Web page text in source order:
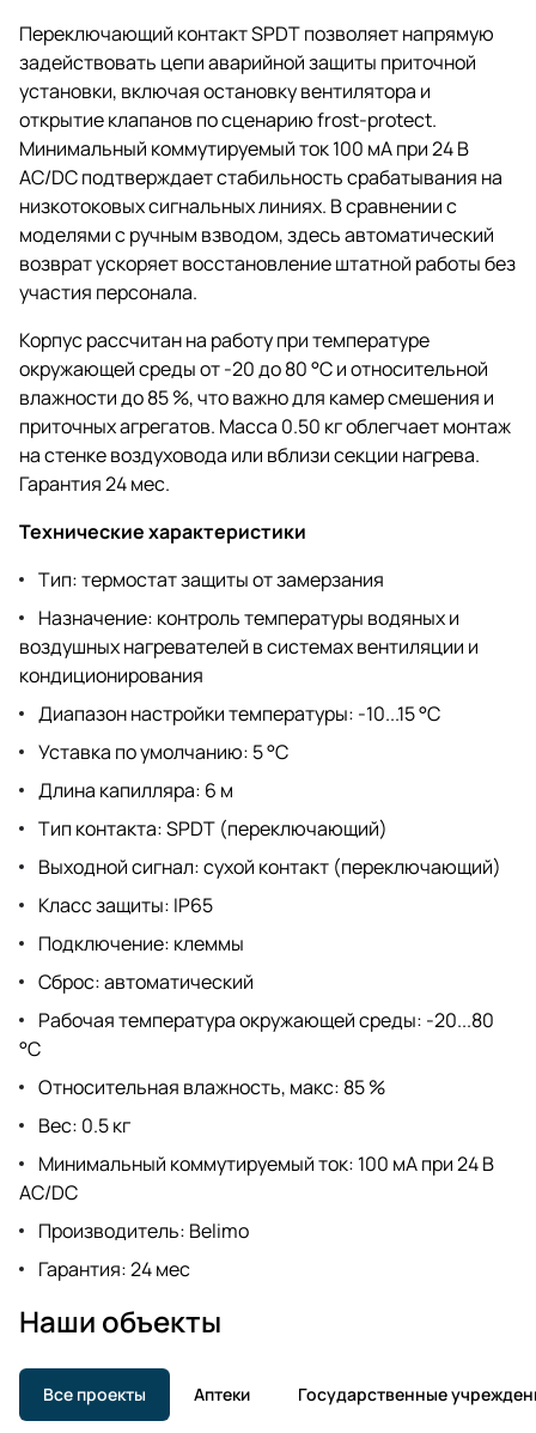
Переключающий контакт SPDT позволяет напрямую
задействовать цепи аварийной защиты приточной
установки, включая остановку вентилятора и
открытие клапанов по сценарию frost-protect.
Минимальный коммутируемый ток 100 мА при 24 В
AC/DC подтверждает стабильность срабатывания на
низкотоковых сигнальных линиях. В сравнении с
моделями с ручным взводом, здесь автоматический
возврат ускоряет восстановление штатной работы без
участия персонала.
Корпус рассчитан на работу при температуре
окружающей среды от -20 до 80 °C и относительной
влажности до 85 %, что важно для камер смешения и
приточных агрегатов. Масса 0.50 кг облегчает монтаж
на стенке воздуховода или вблизи секции нагрева.
Гарантия 24 мес.
Технические характеристики
Тип: термостат защиты от замерзания
Назначение: контроль температуры водяных и
воздушных нагревателей в системах вентиляции и
кондиционирования
Диапазон настройки температуры: -10...15 °C
Уставка по умолчанию: 5 °C
Длина капилляра: 6 м
Тип контакта: SPDT (переключающий)
Выходной сигнал: сухой контакт (переключающий)
Класс защиты: IP65
Подключение: клеммы
Сброс: автоматический
Рабочая температура окружающей среды: -20...80
°C
Относительная влажность, макс: 85 %
Вес: 0.5 кг
Минимальный коммутируемый ток: 100 мА при 24 В
AC/DC
Производитель: Belimo
Гарантия: 24 мес
Наши объекты
Все проекты Аптеки Государственные